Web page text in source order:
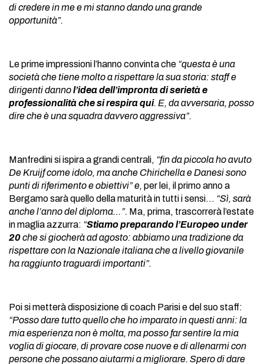
di credere in me e mi stanno dando una grande
opportunità”.
Le prime impressioni l’hanno convinta che “questa è una
società che tiene molto a rispettare la sua storia: staff e
dirigenti dannol’idea dell’impronta di serietà e
professionalità che si respira qui. E, da avversaria, posso
dire che è una squadra davvero aggressiva”.
Manfredini si ispira a grandi centrali, “fin da piccola ho avuto
De Kruijf come idolo, ma anche Chirichella e Danesi sono
punti di riferimento e obiettivi” e, per lei, il primo anno a
Bergamo sarà quello della maturità in tutti i sensi… “Sì, sarà
anche l’anno del diploma…”. Ma, prima, trascorrerà l’estate
in maglia azzurra: “Stiamo preparando l’Europeo under
20che si giocherà ad agosto: abbiamo una tradizione da
rispettare con la Nazionale italiana che a livello giovanile
ha raggiunto traguardi importanti”.
Poi si metterà disposizione di coach Parisi e del suo staff:
“Posso dare tutto quello che ho imparato in questi anni: la
mia esperienza non è molta, ma posso far sentire la mia
voglia di giocare, di provare cose nuove e di allenarmi con
persone che possano aiutarmi a migliorare. Spero di dare